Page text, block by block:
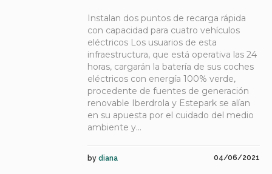
Instalan dos puntos de recarga rápida
con capacidad para cuatro vehículos
eléctricos Los usuarios de esta
infraestructura, que está operativa las 24
horas, cargarán la batería de sus coches
eléctricos con energía 100% verde,
procedente de fuentes de generación
renovable Iberdrola y Estepark se alían
en su apuesta por el cuidado del medio
ambiente y...
04/06/2021
by diana